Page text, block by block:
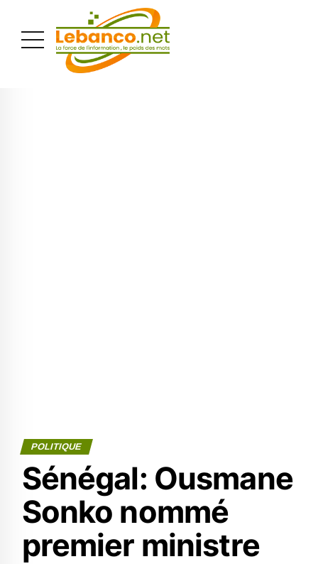
POLITIQUE
Sénégal: Ousmane
Sonko nommé
premier ministre